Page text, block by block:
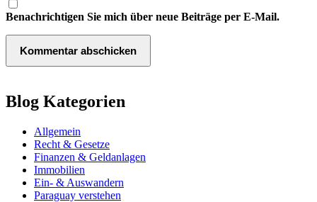
Benachrichtigen Sie mich über neue Beiträge per E-Mail.
Blog Kategorien
Allgemein
Recht & Gesetze
Finanzen & Geldanlagen
Immobilien
Ein- & Auswandern
Paraguay verstehen